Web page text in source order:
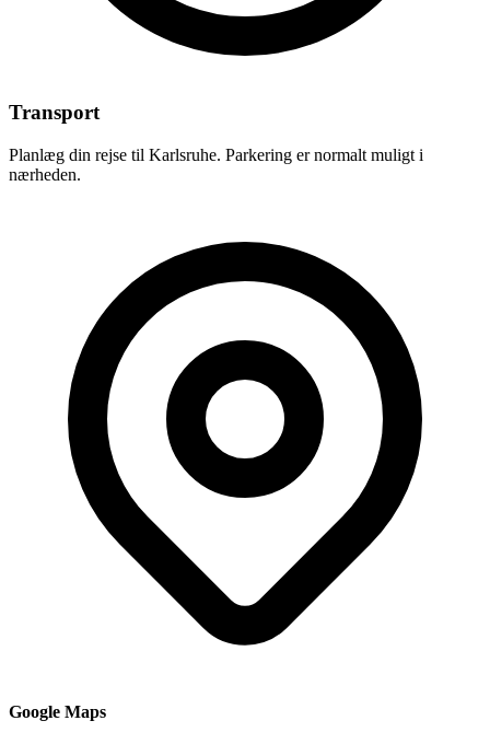
Transport
Planlæg din rejse til Karlsruhe. Parkering er normalt muligt i
nærheden.
Google Maps